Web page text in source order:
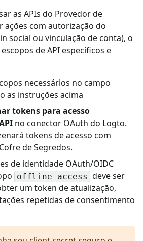
as APIs do Provedor de
ações com autorização do
social ou vinculação de conta), o
de API específicos e
necessários no campo
as instruções acima
tokens para acesso
no conector OAuth do Logto.
tokens de acesso com
de Segredos.
de identidade OAuth/OIDC
offline_access deve ser
um token de atualização,
repetidas de consentimento